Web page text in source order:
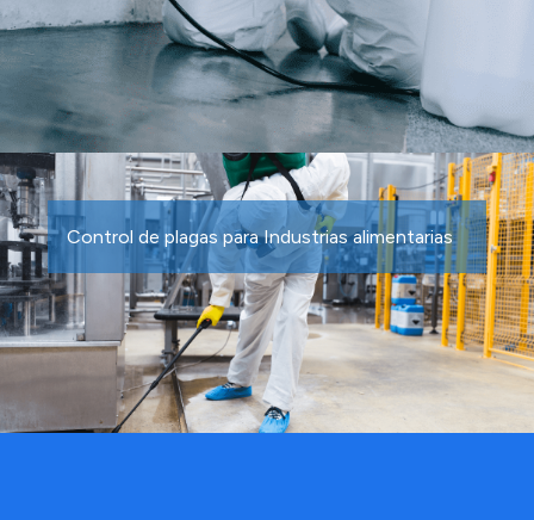
Control de plagas para Industrias alimentarias